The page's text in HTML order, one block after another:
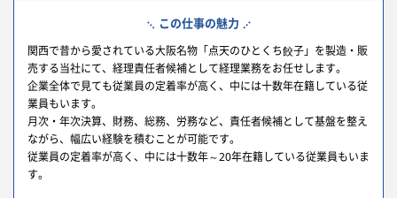
この仕事の魅力
関西で昔から愛されている大阪名物「点天のひとくち餃子」を製造・販
売する当社にて、経理責任者候補として経理業務をお任せします。
企業全体で見ても従業員の定着率が高く、中には十数年在籍している従
業員もいます。
月次・年次決算、財務、総務、労務など、責任者候補として基盤を整え
ながら、幅広い経験を積むことが可能です。
従業員の定着率が高く、中には十数年～20年在籍している従業員もいま
す。